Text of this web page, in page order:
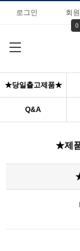
로그인 회
0
★당일출고제품★
Q&A
★제